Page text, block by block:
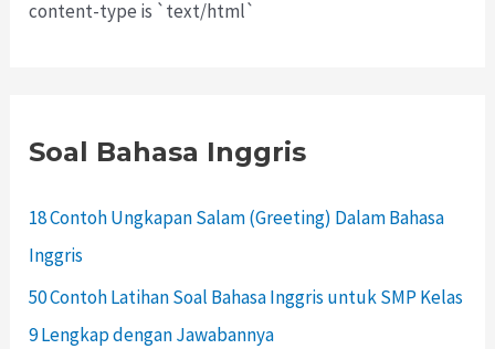
content-type is `text/html`
Soal Bahasa Inggris
18 Contoh Ungkapan Salam (Greeting) Dalam Bahasa
Inggris
50 Contoh Latihan Soal Bahasa Inggris untuk SMP Kelas
9 Lengkap dengan Jawabannya